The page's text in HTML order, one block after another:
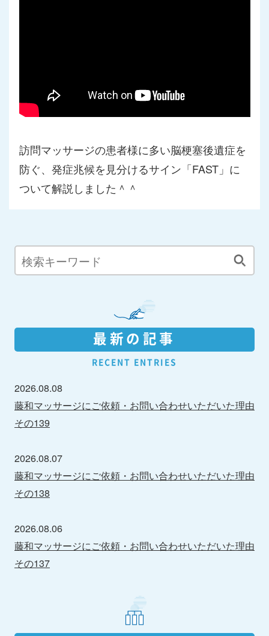
訪問マッサージの患者様に多い脳梗塞後遺症を
防ぐ、発症兆候を見分けるサイン「FAST」に
ついて解説しました＾＾
最新の記事
RECENT ENTRIES
2026.08.08
藤和マッサージにご依頼・お問い合わせいただいた理由
その139
2026.08.07
藤和マッサージにご依頼・お問い合わせいただいた理由
その138
2026.08.06
藤和マッサージにご依頼・お問い合わせいただいた理由
その137